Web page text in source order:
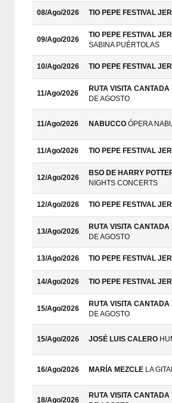
08/Ago/2026 TIO PEPE FESTIVAL
09/Ago/2026
TIO PEPE FESTIVAL
SABINA PUÉRTOLAS
10/Ago/2026 TIO PEPE FESTIVAL
11/Ago/2026
RUTA VISITA
DE AGOSTO
11/Ago/2026 NABUCCO ÓPERA
11/Ago/2026 TIO PEPE FESTIVAL
12/Ago/2026
BSO DE HARRY
NIGHTS CONCERTS
12/Ago/2026 TIO PEPE FESTIVAL
13/Ago/2026
RUTA VISITA
DE AGOSTO
13/Ago/2026 TIO PEPE FESTIVAL
14/Ago/2026 TIO PEPE FESTIVAL
15/Ago/2026
RUTA VISITA
DE AGOSTO
15/Ago/2026 JOSÉ LUIS CALERO
16/Ago/2026 MARÍA MEZCLE LA
18/Ago/2026
RUTA VISITA